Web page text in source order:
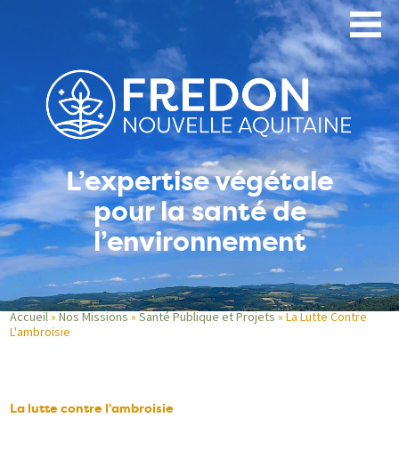
L’expertise végétale
pour la santé de
l’environnement
Accueil Nos Missions Santé Publique et Projets La Lutte Contre
L'ambroisie
La lutte contre l'ambroisie